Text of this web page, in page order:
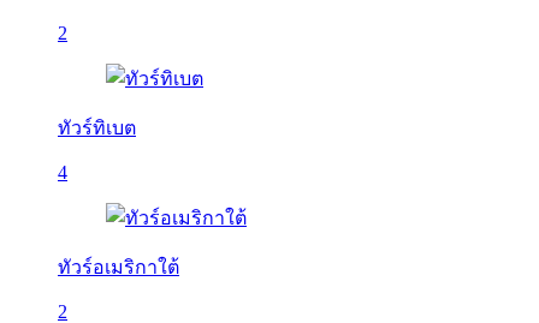
2
ทัวร์ทิเบต
4
ทัวร์อเมริกาใต้
2